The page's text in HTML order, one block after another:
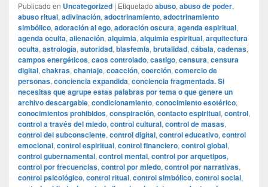
Publicado en Uncategorized | Etiquetado abuso, abuso de poder,
abuso ritual, adivinación, adoctrinamiento, adoctrinamiento
simbólico, adoración al ego, adoración oscura, agenda espiritual,
agenda oculta, alienación, alquimia, alquimia espiritual, arquitectura
oculta, astrología, autoridad, blasfemia, brutalidad, cábala, cadenas,
campos energéticos, caos controlado, castigo, censura, censura
digital, chakras, chantaje, coacción, coerción, comercio de
personas, conciencia expandida, conciencia fragmentada. Si
necesitas que agrupe estas palabras por tema o que genere un
archivo descargable, condicionamiento, conocimiento esotérico,
conocimientos prohibidos, conspiración, contacto espiritual, control,
control a través del miedo, control cultural, control de masas,
control del subconsciente, control digital, control educativo, control
emocional, control espiritual, control financiero, control global,
control gubernamental, control mental, control por arquetipos,
control por frecuencias, control por miedo, control por narrativas,
control psicológico, control ritual, control simbólico, control social,